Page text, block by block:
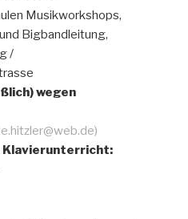
Musikworkshops,
Bigbandleitung,
/
wegen
Klavierunterricht: